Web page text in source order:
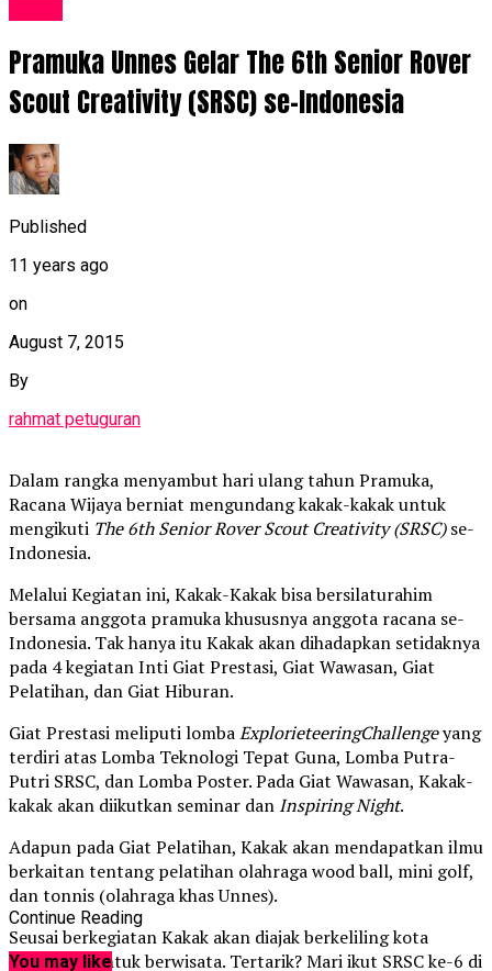
Pramuka Unnes Gelar The 6th Senior Rover
Scout Creativity (SRSC) se-Indonesia
Published
11 years ago
on
August 7, 2015
By
rahmat petuguran
Dalam rangka menyambut hari ulang tahun Pramuka,
Racana Wijaya berniat mengundang kakak-kakak untuk
mengikuti The 6th Senior Rover Scout Creativity (SRSC)se-
Indonesia.
Melalui Kegiatan ini, Kakak-Kakak bisa bersilaturahim
bersama anggota pramuka khususnya anggota racana se-
Indonesia. Tak hanya itu Kakak akan dihadapkan setidaknya
pada 4 kegiatan Inti Giat Prestasi, Giat Wawasan, Giat
Pelatihan, dan Giat Hiburan.
Giat Prestasi meliputi lombaExplorieteeringChallengeyang
terdiri atas Lomba Teknologi Tepat Guna, Lomba Putra-
Putri SRSC, dan Lomba Poster. Pada Giat Wawasan, Kakak-
kakak akan diikutkan seminar dan InspiringNight.
Adapun pada Giat Pelatihan, Kakak akan mendapatkan ilmu
berkaitan tentang pelatihan olahraga wood ball, mini golf,
dan tonnis (olahraga khas Unnes).
Seusai berkegiatan Kakak akan diajak berkeliling kota
Semarang untuk berwisata. Tertarik? Mari ikut SRSC ke-6 di
Continue Reading
You may like